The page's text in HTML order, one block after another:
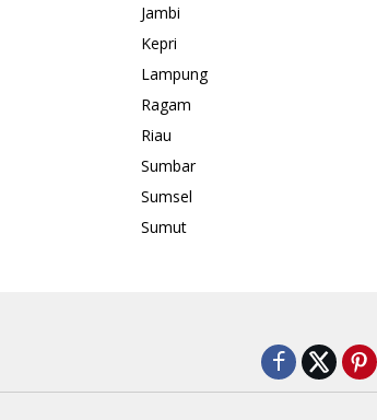
Jambi
Kepri
Lampung
Ragam
Riau
Sumbar
Sumsel
Sumut